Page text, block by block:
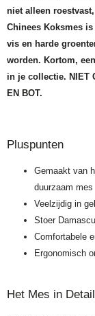
niet alleen
Chinees Koksmes
vis en harde
worden. Kortom,
in je collectie. NIET
EN BOT.
Pluspunten
Gemaakt van
duurzaam mes
Veelzijdig in
Stoer
Comfortabele
Ergonomisch
Het Mes in Detail